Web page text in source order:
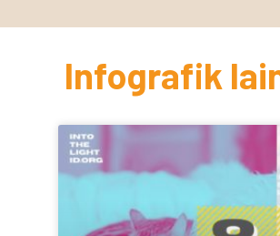
Infografik